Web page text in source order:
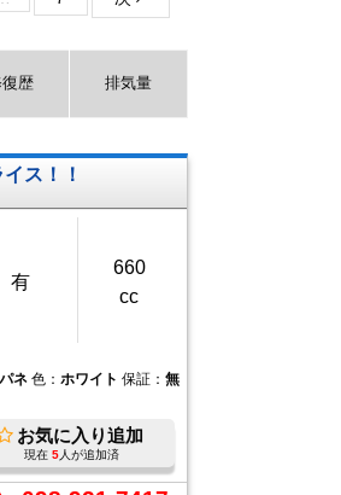
歴 排気量
ス！！
有
660
cc
ネ 色： ホワイト 保証： 無
お気に入り追加
現在 5人が追加済